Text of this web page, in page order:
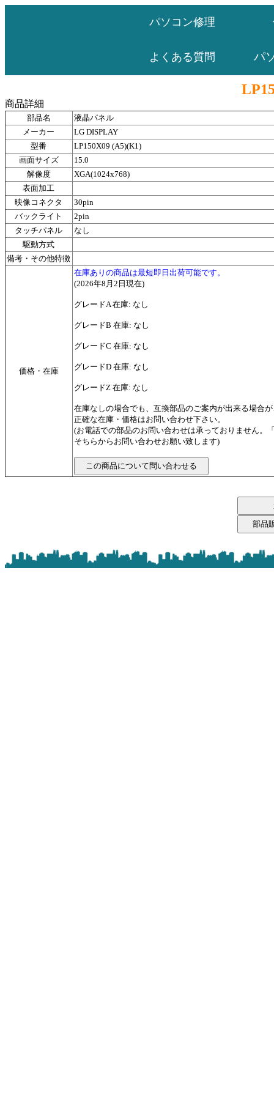
パソコン修理
よくある質問 パ
商品詳細
部品名
液晶パネル
メーカー
LG DISPLAY
型番
LP150X09 (A5)(K1)
画面サイズ
15.0
解像度
XGA(1024x768)
表面加工
映像コネクタ
30pin
バックライト
2pin
タッチパネル
なし
駆動方式
備考・その他特徴
価格・在庫
在庫ありの商品は最短即日出荷可能です。
(2026年8月2日現在)
グレードA 在庫: なし
グレードB 在庫: なし
グレードC 在庫: なし
グレードD 在庫: なし
グレードZ 在庫: なし
在庫なしの場合でも、互換部品のご案内が出来る場合
正確な在庫・価格はお問い合わせ下さい。
(お電話での部品のお問い合わせは承っておりません。
そちらからお問い合わせお願い致します)